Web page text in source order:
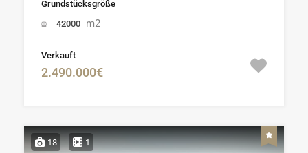
Grundstücksgröße
42000 m2
Verkauft
2.490.000€
18 1